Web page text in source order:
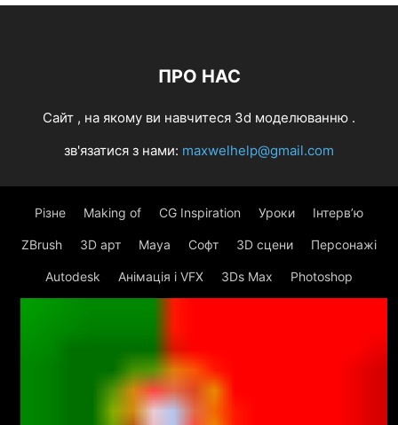
ПРО НАС
Cайт , на якому ви навчитеся 3d моделюванню .
зв'язатися з нами: maxwelhelp@gmail.com
Різне Making of CG Inspiration Уроки Інтерв’ю
ZBrush 3D арт Maya Софт 3D сцени Персонажі
Autodesk Анімація і VFX 3Ds Max Photoshop